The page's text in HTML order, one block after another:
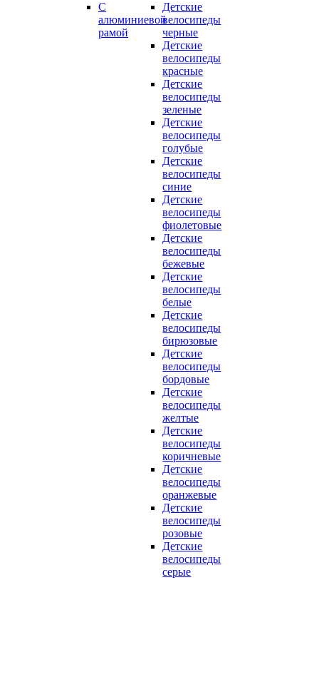
С
алюминиевой
рамой
Детские
велосипеды
черные
Детские
велосипеды
красные
Детские
велосипеды
зеленые
Детские
велосипеды
голубые
Детские
велосипеды
синие
Детские
велосипеды
фиолетовые
Детские
велосипеды
бежевые
Детские
велосипеды
белые
Детские
велосипеды
бирюзовые
Детские
велосипеды
бордовые
Детские
велосипеды
желтые
Детские
велосипеды
коричневые
Детские
велосипеды
оранжевые
Детские
велосипеды
розовые
Детские
велосипеды
серые